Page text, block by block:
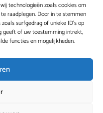
technologieën zoals cookies om
raadplegen. Door in te stemmen
surfgedrag of unieke ID's op
geeft of uw toestemming intrekt,
functies en mogelijkheden.